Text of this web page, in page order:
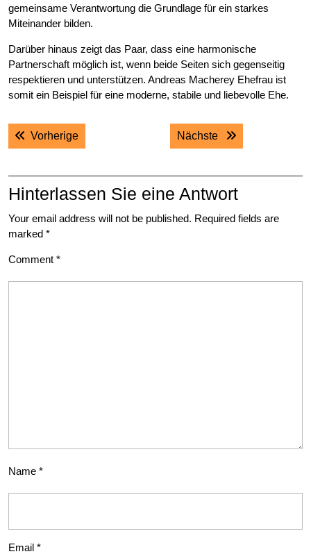
gemeinsame Verantwortung die Grundlage für ein starkes
Miteinander bilden.
Darüber hinaus zeigt das Paar, dass eine harmonische
Partnerschaft möglich ist, wenn beide Seiten sich gegenseitig
respektieren und unterstützen. Andreas Macherey Ehefrau ist
somit ein Beispiel für eine moderne, stabile und liebevolle Ehe.
Post
navigation
VorherigePrevious post: Nächste Next post:
Hinterlassen Sie eine Antwort
Your email address will not be published. Required fields are
marked *
Comment *
Name *
Email *